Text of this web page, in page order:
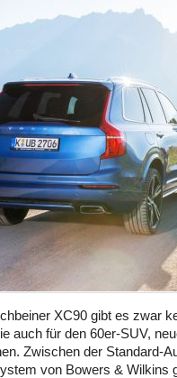
XC90 gibt es zwar
auch für den 60er-SUV,
Zwischen der Standard-
von Bowers & Wilkins